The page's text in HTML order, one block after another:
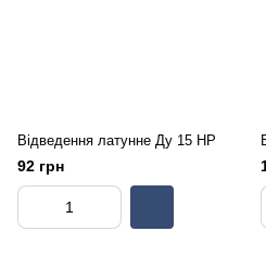
Відведення латунне Ду 15 НР
92 грн